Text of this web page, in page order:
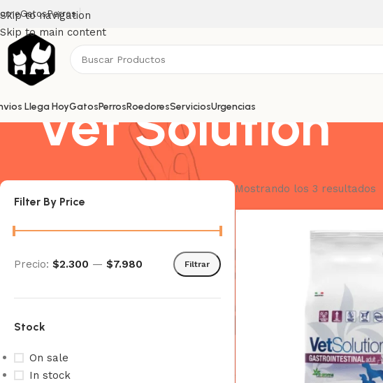
Skip to navigation
Skip to main content
GatosPerros
Llega HoyGatosPerrosRoedoresServiciosUrgencias
Vet Solution
Filter By Price
Filtrar
Precio: $2.300 — $7.980
Stock
On sale
In stock
Mostrando los 3 resultados